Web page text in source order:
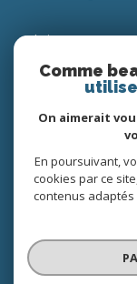
admin
nos honoraires
cookies
© 2026 | Tous
Comme
On aimerait
En poursuivant,
cookies par ce
contenus